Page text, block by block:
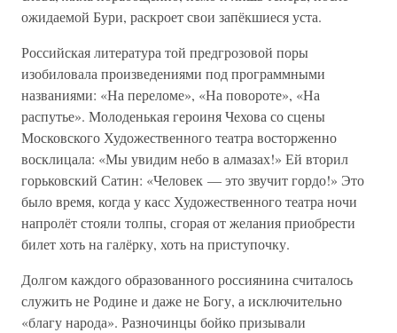
ожидаемой Бури, раскроет свои запёкшиеся уста.
Российская литература той предгрозовой поры
изобиловала произведениями под программными
названиями: «На переломе», «На повороте», «На
распутье». Молоденькая героиня Чехова со сцены
Московского Художественного театра восторженно
восклицала: «Мы увидим небо в алмазах!» Ей вторил
горьковский Сатин: «Человек — это звучит гордо!» Это
было время, когда у касс Художественного театра ночи
напролёт стояли толпы, сгорая от желания приобрести
билет хоть на галёрку, хоть на приступочку.
Долгом каждого образованного россиянина считалось
служить не Родине и даже не Богу, а исключительно
«благу народа». Разночинцы бойко призывали